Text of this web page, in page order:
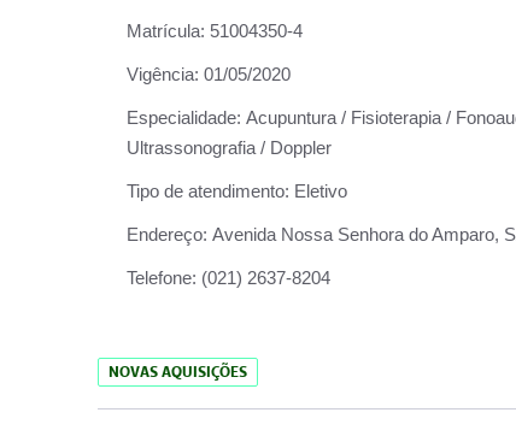
Matrícula: 51004350-4
Vigência: 01/05/2020
Especialidade: Acupuntura / Fisioterapia /
Ultrassonografia / Doppler
Tipo de atendimento: Eletivo
Endereço: Avenida Nossa Senhora do Amparo,
Telefone: (021) 2637-8204
NOVAS AQUISIÇÕES